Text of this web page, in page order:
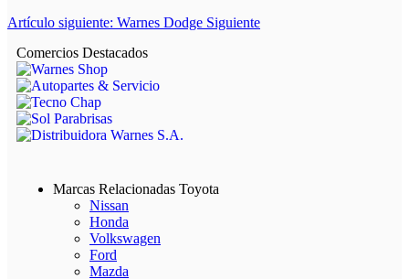
Artículo siguiente: Warnes Dodge Siguiente
Comercios Destacados
Marcas Relacionadas Toyota
Nissan
Honda
Volkswagen
Ford
Mazda